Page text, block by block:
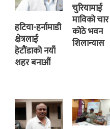
हटिया-हर्नामाडी
क्षेत्रलाई
हेटौंडाको नयाँ
शहर बनाऔं
चुरियामाई
माविको चार
कोठे भवन
शिलान्यास